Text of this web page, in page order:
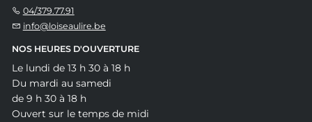
04/379.77.91
info@loiseaulire.be
NOS HEURES D'OUVERTURE
Le lundi de 13 h 30 à 18 h
Du mardi au samedi
de 9 h 30 à 18 h
Ouvert sur le temps de midi